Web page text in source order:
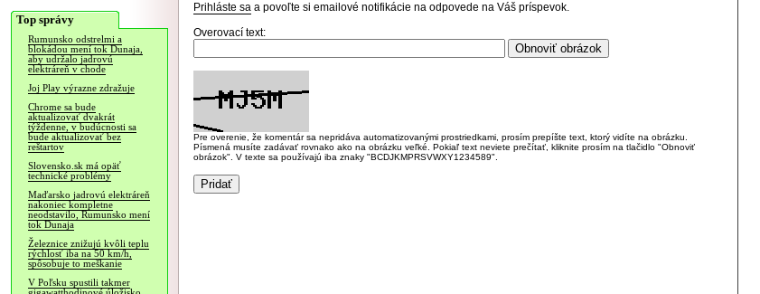
Top správy
Rumunsko odstrelmi a
blokádou mení tok Dunaja,
aby udržalo jadrovú
elektráreň v chode
Joj Play výrazne zdražuje
Chrome sa bude
aktualizovať dvakrát
týždenne, v budúcnosti sa
bude aktualizovať bez
reštartov
Slovensko.sk má opäť
technické problémy
Maďarsko jadrovú elektráreň
nakoniec kompletne
neodstavilo, Rumunsko mení
tok Dunaja
Železnice znižujú kvôli teplu
rýchlosť iba na 50 km/h,
spôsobuje to meškanie
V Poľsku spustili takmer
Prihláste sa a povoľte si emailové notifikácie na odpovede na Váš príspevok.
Overovací text:
Pre overenie, že komentár sa nepridáva automatizovanými prostriedkami, prosím prepíšte text, ktorý vidíte na obrázku.
Písmená musíte zadávať rovnako ako na obrázku veľké. Pokiaľ text neviete prečítať, kliknite prosím na tlačidlo "Obnoviť
obrázok". V texte sa používajú iba znaky "BCDJKMPRSVWXY1234589".